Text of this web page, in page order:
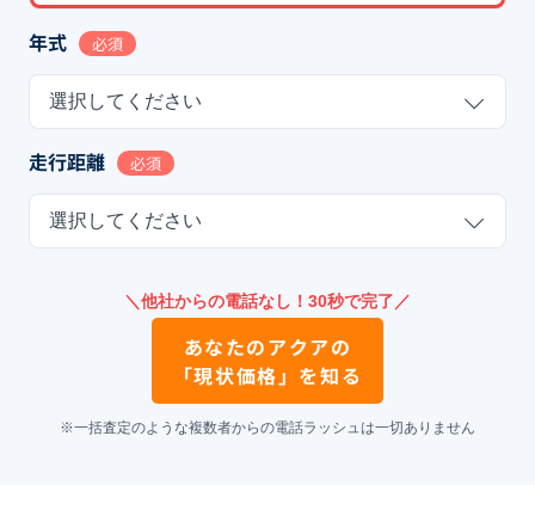
年式 必須
選択してください
走行距離 必須
選択してください
＼他社からの電話なし！30秒で完了／
あなたのアクアの
「現状価格」を知る
※一括査定のような複数者からの電話ラッシュは一切ありません